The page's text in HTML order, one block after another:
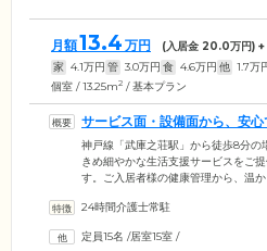
月額13.4 万円 (入居金 20.0万円)
家 4.1万円 管 3.0万円 食 4.6万円 他 1.7万
個室 / 13.25m2 / 基本プラン
サービス面・設備面から、安
神戸線「武庫之荘駅」から徒歩8分の
きめ細やかな生活支援サービスをご
す。ご入居者様の健康管理から、温
安心できる毎日のお手伝いをしてお
したら、お気軽にスタッフまでお申
24時間介護士常駐
定員15名 /居室15室 /